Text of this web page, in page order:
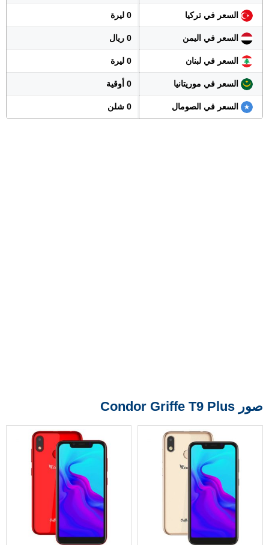
السعر في تركيا 0 ليرة
السعر في اليمن 0 ريال
السعر في لبنان 0 ليرة
السعر في موريتانيا 0 أوقية
السعر في الصومال 0 شلن
صور Condor Griffe T9 Plus